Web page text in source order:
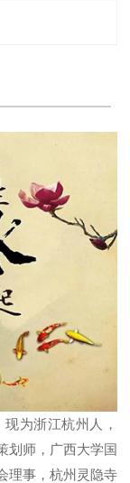
为浙江杭州人，
划师，广西大学国
理事，杭州灵隐寺